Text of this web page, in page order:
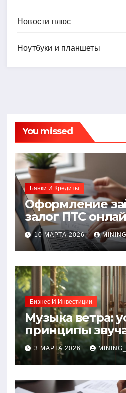
Новости плюс
Ноутбуки и планшеты
You missed
Банки И Кредиты
Оформление
залог ПТС
без визита в
требования и
10 МАРТА 2026
Бизнес И Инвестиции
Музыка ветра:
принципы
колокольчиков
3 МАРТА 2026